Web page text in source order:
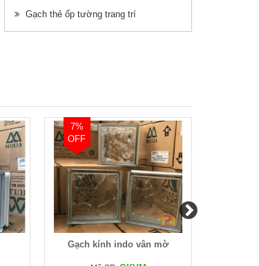
Gạch thẻ ốp tường trang trí
7%
OFF
Gạch kính indo vân mờ